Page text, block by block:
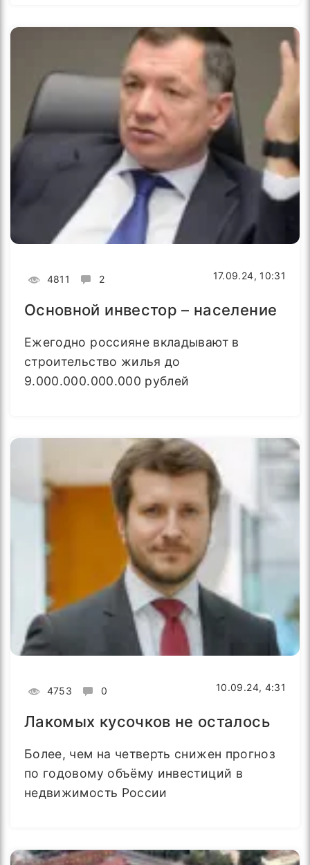
4811 2 17.09.24, 10:31
Основной инвестор – население
Ежегодно россияне вкладывают в
строительство жилья до
9.000.000.000.000 рублей
4753 0 10.09.24, 4:31
Лакомых кусочков не осталось
Более, чем на четверть снижен прогноз
по годовому объёму инвестиций в
недвижимость России